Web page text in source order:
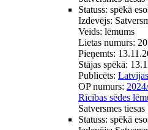
Statuss: spēkā
Izdevējs:
Veids: lēmums
Lietas numurs:
Pieņemts:
Stājas spēkā:
Publicēts:
OP numurs:
Rīcības sēdes
Satversmes
Statuss: spēkā